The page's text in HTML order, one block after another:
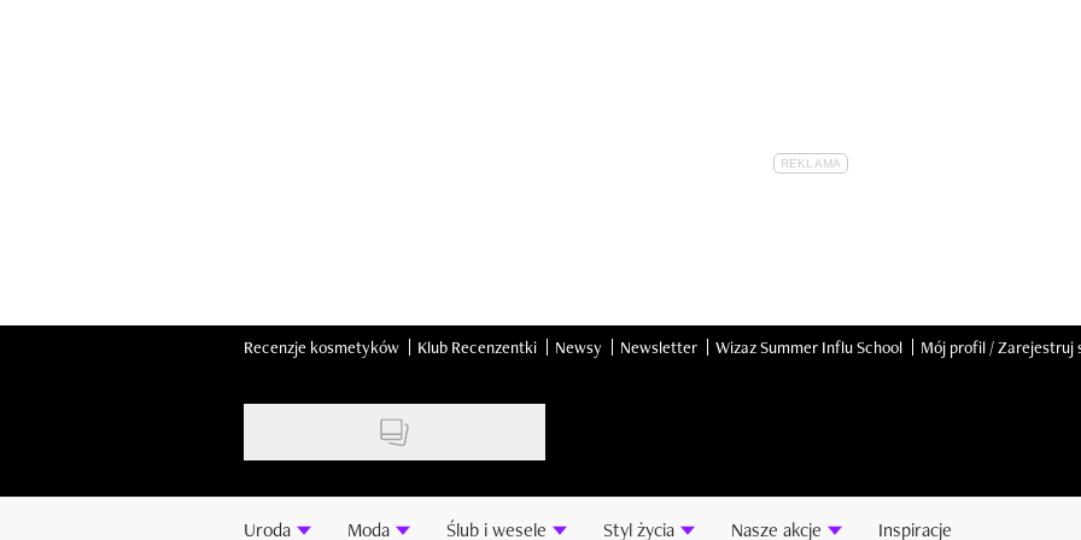
Recenzje kosmetyków Klub Recenzentki Newsy Newsletter Wizaz Summer Influ School Mój profil / Zarejestruj
Uroda Moda Ślub i wesele Styl życia Nasze akcje Inspiracje